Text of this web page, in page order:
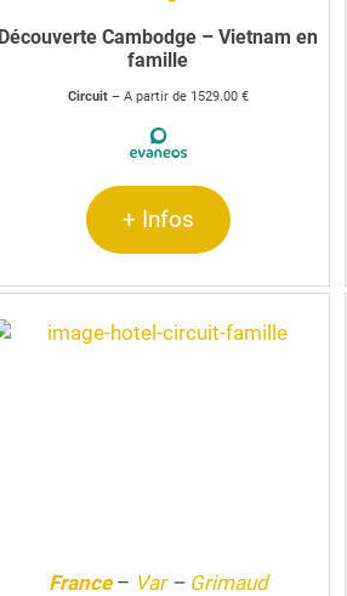
Découverte Cambodge – Vietnam en
famille
Circuit– A partir de 1529.00 €
+ Infos
France– Var– Grimaud